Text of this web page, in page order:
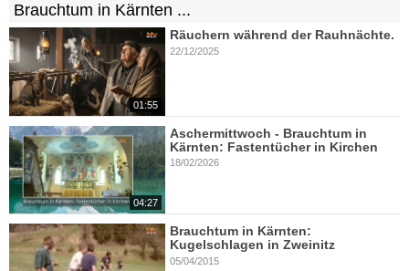
Brauchtum in Kärnten ...
01:55
Räuchern während der Rauhnächte.
22/12/2025
04:27
Aschermittwoch - Brauchtum in
Kärnten: Fastentücher in Kirchen
18/02/2026
Brauchtum in Kärnten:
Kugelschlagen in Zweinitz
05/04/2015